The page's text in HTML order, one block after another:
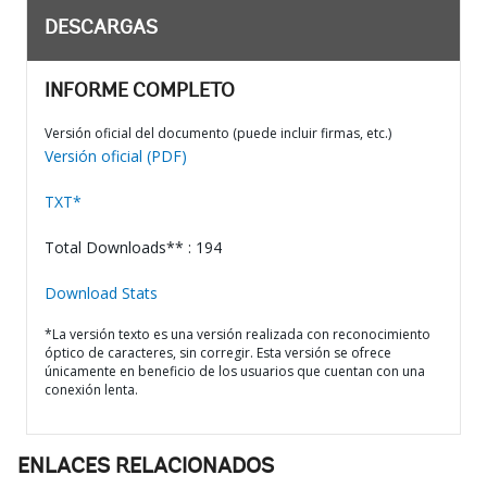
DESCARGAS
INFORME COMPLETO
Versión oficial del documento (puede incluir firmas, etc.)
Versión oficial (PDF)
TXT*
Total Downloads** : 194
Download Stats
*La versión texto es una versión realizada con reconocimiento
óptico de caracteres, sin corregir. Esta versión se ofrece
únicamente en beneficio de los usuarios que cuentan con una
conexión lenta.
ENLACES RELACIONADOS